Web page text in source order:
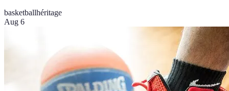
basketballhéritage
Aug 6